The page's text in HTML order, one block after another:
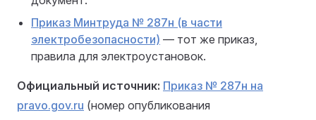
Приказ Минтруда № 287н (в части
электробезопасности) — тот же приказ,
правила для электроустановок.
Официальный источник: Приказ № 287н на
pravo.gov.ru (номер опубликования